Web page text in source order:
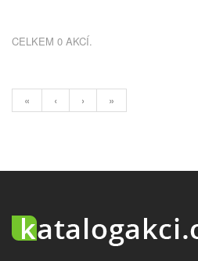
CELKEM 0 AKCÍ.
« ‹ › »